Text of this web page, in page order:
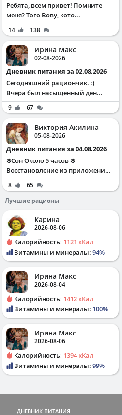
Ребята, всем привет! Помните
меня? Того Вову, кото...
14 138
Ирина Макс
02-08-2026
Дневник питания за 02.08.2026
Сегодняшний рациончик. :)
Вчера был насыщенный ден...
9 67
Виктория Акилина
05-08-2026
Дневник питания за 04.08.2026
❄️Сон Около 5 часов ❄️
Восстановление из приложени...
8
65
Лучшие рационы
Карина
2026-08-06
Калорийность: 1121 кКал
Витамины и минералы: 94%
Ирина Макс
2026-08-04
Калорийность: 1412 кКал
Витамины и минералы: 100%
Ирина Макс
2026-08-06
Калорийность: 1394 кКал
Витамины и минералы: 99%
ДНЕВНИК ПИТАНИЯ